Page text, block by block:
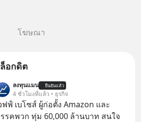
โฆษณา
อกดิต
ลงทุนแมน ยืนยันแล้ว
4 ชั่วโมงที่แล้ว • ธุรกิจ
ฟฟ์ เบโซส์ ผู้ก่อตั้ง Amazon และ
รคพวก ทุ่ม 60,000 ล้านบาท สนใจ